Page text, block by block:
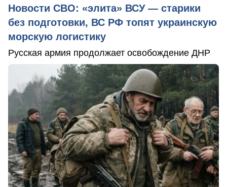
Новости СВО: «элита» ВСУ — старики
без подготовки, ВС РФ топят украинскую
морскую логистику
Русская армия продолжает освобождение ДНР